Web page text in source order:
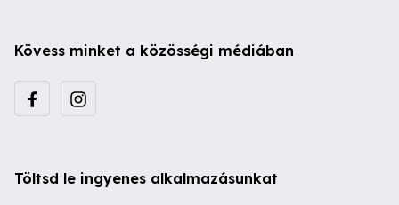
Kövess minket a közösségi médiában
Töltsd le ingyenes alkalmazásunkat